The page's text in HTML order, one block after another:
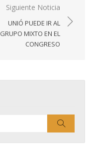
Siguiente Noticia
UNIÓ PUEDE IR AL
GRUPO MIXTO EN EL
CONGRESO